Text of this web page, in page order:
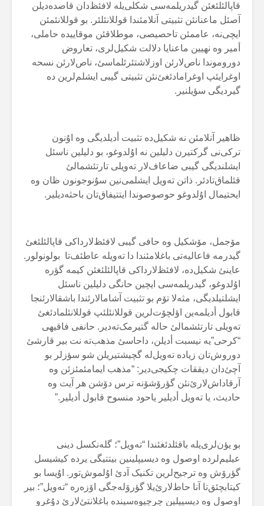
قاپالئلئغئن گیدریلمەسی شکلی‌یلە لافئظ‌دان قاصدەدیلن
آصئل ماعنانئن تثبیتی آنلامئندا قوللانئلئر. بو قوللانئمئن
ایچی‌نە، عاممئن تاحصیصی، موطلاقئن موقاییدە حاملی،
أمیر وە نهیین ماعنایا دلالت شکیل‌لری، تعاروض
دوروموندا ناص‌لارئن اوزلاشتئرئلماسئ، ناص‌لارئن نسحە
اوغرایئپ اوغرامادئغئ‌نئن تثبیتی گیبی ایشلم‌لرین دە
گیردیگی سؤیلنیر.
ظاهیر آنلامئن نە شکیل‌دە تثبیت أدیلدیگی وە اۇنون
ترکی‌نی گرکتیرن دلیلین نە اۇلدوغو، بو دلیلین ناسئل
ایشلندیگی گیبی ضاعاف‌لار تەویلی تارتئشمالئ
قئلماق‌تادئر. ذاتن تەویل ایشلمی‌نین سۇنوجونون ظان وە
ایحتیمال اۇلدوغو حوصوصوندا ایتتیفاق‌تان باحثەدیلیر.
مۆجمل، مۆشکیل وە حافی گیبی لافئظ‌لارداکی قاپالئلئغئ
گیدرمە فاعالیەتی باغلامئندا دا تەویلە عاطئف‌تا بولونولور.
عاینئ شکیل‌دە، لافئظ‌لارداکی قاپالئلئغئن کیمە گؤرە
اۇلدوغو، گیدریلمەسی ایچین حانگی دلیلین ناسئل
ایشلتیلدیگی، مثەلا تۆم بو تثبیت آشامالارئندا باشقالارئنجا
قابول أدیلمەین اؤلچۆت‌لرین قوللانئلئپ قوللانئلمادئغئ
تەویلی تارتئشمالئ حالە گتیرمک‌تەدیر. حانفی فاقیهی
“کرحی”یە نیسبت أدیلن، داحاسئ مذهب‌تە نت بیر قارشئ
دوروش‌تان زیادە تەویل‌لە گچیشتیریلن شو سؤزلر بو
آچئ‌دان دیققات چکیجی‌دیر: “مذهب ایمامئمئزئن وە
آرقاداش‌لارئ‌نئن گؤرۆشۆنە ترس دۆشن هر آیت وە
حادیث، یا تەویل أدیلیر یاحود منسوح قابول أدیلیر.”
بو یؤن‌لری‌یلە باقئلدئغئندا “تەویل”؛ گلەنکسل دینی
عیلیم‌لردە اوصول وە دیسیپلینین بیتتیگی یردە کیشیسل
گؤرۆش وە ترجیح‌لرین تکنیک آدئ اۇلموش‌تور. اۇیسا بو
کیتابچئق‌تا آنا حاط‌لارئ‌یلا گؤرۆلەجگی اۆزەرە “تەویل”؛ بیر
اوصول وە دیسیپلین چرچیوەسیندە باغلانتئ‌لارئ دۇغرو